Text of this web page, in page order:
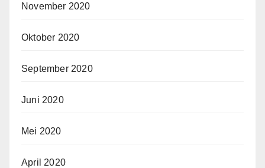
November 2020
Oktober 2020
September 2020
Juni 2020
Mei 2020
April 2020